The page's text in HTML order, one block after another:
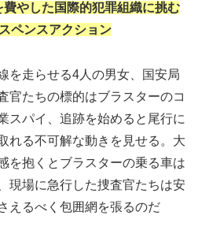
費やした 国際的犯罪組織に挑む
ペンスアクション
を走らせる4人の男女、国安局
官たちの標的はブラスターのコ
スパイ、追跡を始めると尾行に
れる不可解な動きを見せる。大
を抱くとブラスターの乗る車は
現場に急行した捜査官たちは安
えるべく包囲網を張るのだ